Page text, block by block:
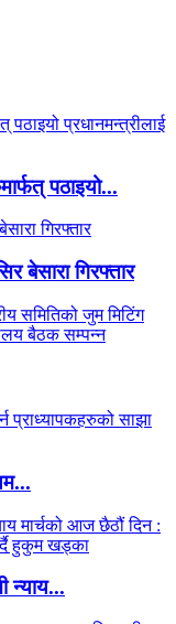
पठाइयो...
बेसारा गिरफ्तार
न्याय...